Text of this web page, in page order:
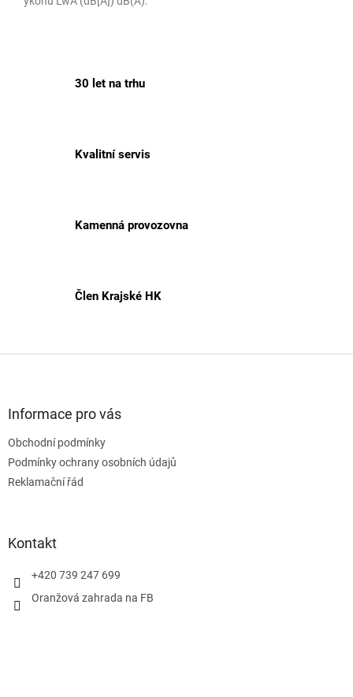
30 let na trhu
Kvalitní servis
Kamenná provozovna
Člen Krajské HK
Informace pro vás
Obchodní podmínky
Podmínky ochrany osobních údajů
Reklamační řád
Kontakt
+420 739 247 699
Oranžová zahrada na FB